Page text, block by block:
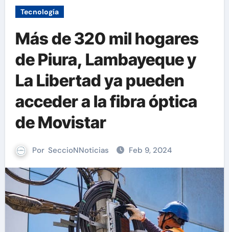
Tecnología
Más de 320 mil hogares
de Piura, Lambayeque y
La Libertad ya pueden
acceder a la fibra óptica
de Movistar
Por SeccioNNoticias Feb 9, 2024